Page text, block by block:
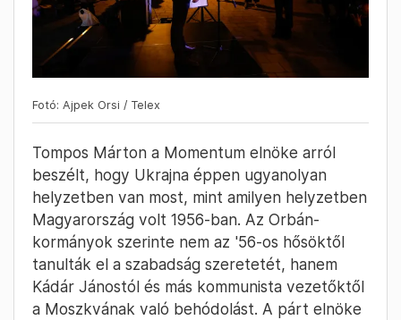
Fotó: Ajpek Orsi / Telex
Tompos Márton a Momentum elnöke arról
beszélt, hogy Ukrajna éppen ugyanolyan
helyzetben van most, mint amilyen helyzetben
Magyarország volt 1956-ban. Az Orbán-
kormányok szerinte nem az '56-os hősöktől
tanulták el a szabadság szeretetét, hanem
Kádár Jánostól és más kommunista vezetőktől
a Moszkvának való behódolást. A párt elnöke